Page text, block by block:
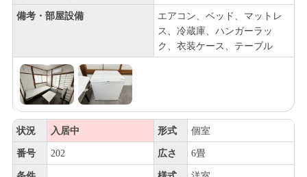
備考・部屋設備
エアコン、ベッド、マットレ
ス、冷蔵庫、ハンガーラッ
ク、衣装ケース、テーブル
状況 入居中 形式 個室
番号 202 広さ 6畳